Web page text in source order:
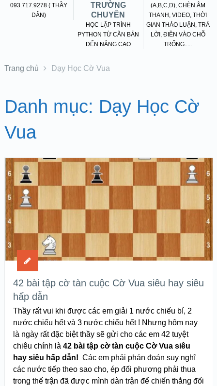
093.717.9278 ( THẦY
DÂN)
TRƯỜNG
CHUYÊN
HỌC LẬP TRÌNH
PYTHON TỪ CĂN BẢN
ĐẾN NÂNG CAO
(A,B,C,D), CHÈN ÂM
THANH, VIDEO, THỜI
GIAN THẢO LUẬN, TRẢ
LỜI, ĐIỀN VÀO CHỖ
TRỐNG.....
Trang chủ Dạy Học Cờ Vua
Danh mục: Dạy Học Cờ
Vua
42 bài tập cờ tàn cuộc Cờ Vua siêu hay siêu
hấp dẫn
Thầy rất vui khi được các em giải 1 nước chiếu bí, 2
nước chiếu hết và 3 nước chiếu hết ! Nhưng hôm nay
là ngày rất đặc biệt thầy sẽ gửi cho các em 42 tuyệt
chiêu chính là 42 bài tập cờ tàn cuộc Cờ Vua siêu
hay siêu hấp dẫn! Các em phải phán đoán suy nghĩ
các nước tiếp theo sao cho, ép đối phương phải thua
trong thế trận đã được mình dàn trận để chiến thắng đối